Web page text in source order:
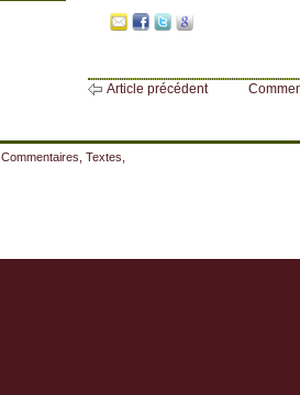
Article précédent
Commentaires Textes